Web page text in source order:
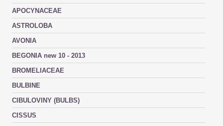
APOCYNACEAE
ASTROLOBA
AVONIA
BEGONIA new 10 - 2013
BROMELIACEAE
BULBINE
CIBULOVINY (BULBS)
CISSUS